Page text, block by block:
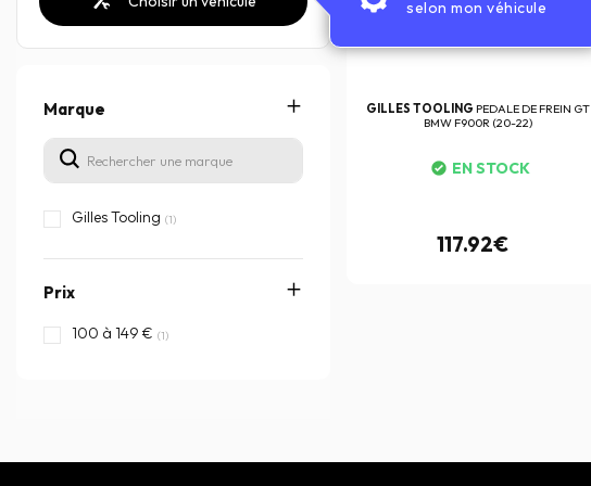
selon mon véhicule
Marque
Gilles Tooling (1)
Prix
100 à 149 € (1)
GILLES TOOLING PEDALE DE FREIN GT
BMW F900R (20-22)
EN STOCK
117.92€